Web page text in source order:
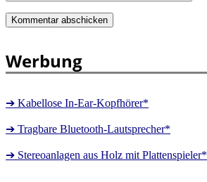
Werbung
➔ Kabellose In-Ear-Kopfhörer*
➔ Tragbare Bluetooth-Lautsprecher*
➔ Stereoanlagen aus Holz mit Plattenspieler*